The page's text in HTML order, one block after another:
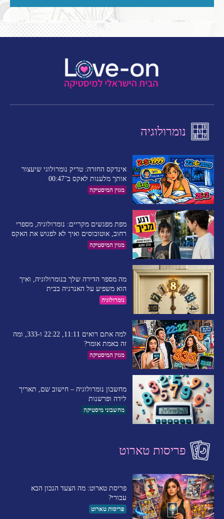
נומרולוגיה
אינדקס החזרה: טריק נומרולוגי שיעצור
אותך מלענות לאקס ב־00:47
מגזין המיסטיקה
מפת מפגשים מקריים: נומרולוגיה, מספרי
רחוב, אוטובוסים ואיך לא לפגוש את האקס
מגזין המיסטיקה
מה מספר הדירה שלך בנומרולוגיה, ואיך
הוא משפיע על האנרגיה בבית
נומרולוגיה
למה אתם רואים 11:11, 22:22 ו-333, ומה
זה באמת אומר?
מגזין המיסטיקה
מחשבון נומרולוגיה – חישוב שם, תאריך
לידה ופרשנות
מחשבוני מיסטיקה
פריסות טארוט
פריסת טארוט: מה הצעד הנכון הבא
עבורי?
פריסות טארוט